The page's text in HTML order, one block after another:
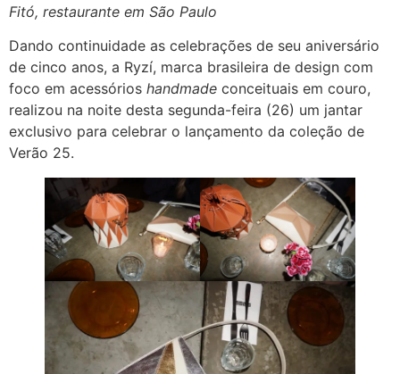
Fitó, restaurante em São Paulo
Dando continuidade as celebrações de seu aniversário
de cinco anos, a Ryzí, marca brasileira de design com
foco em acessórios handmade conceituais em couro,
realizou na noite desta segunda-feira (26) um jantar
exclusivo para celebrar o lançamento da coleção de
Verão 25.